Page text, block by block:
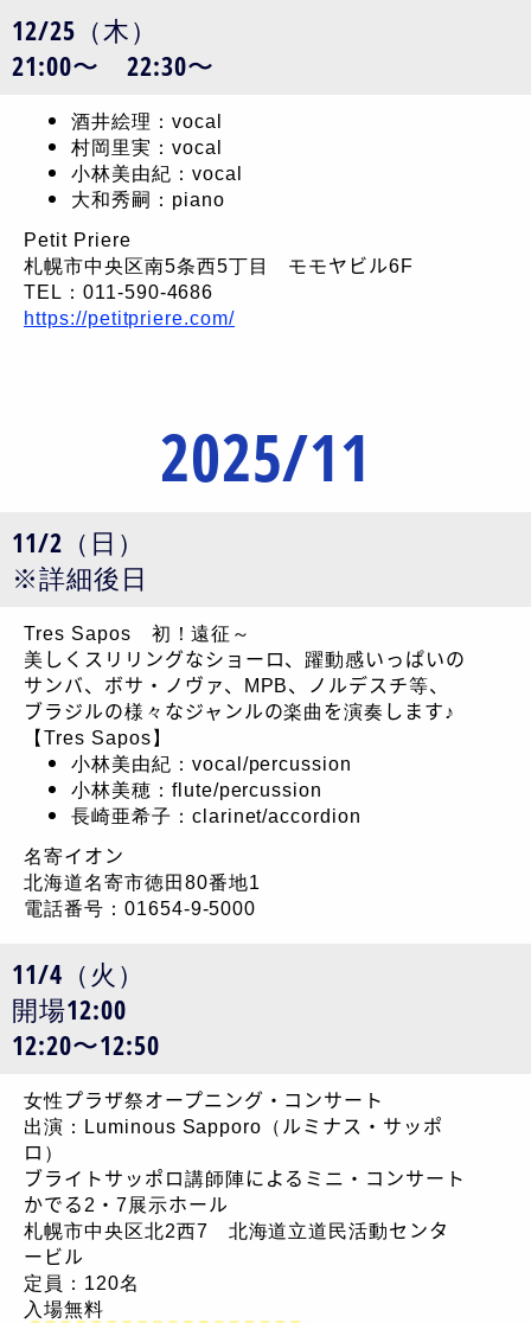
12/25（木）
21:00〜 22:30〜
酒井絵理：vocal
村岡里実：vocal
小林美由紀：vocal
大和秀嗣：piano
Petit Priere
札幌市中央区南5条西5丁目 モモヤビル6F
TEL：011-590-4686
https://petitpriere.com/
2025/11
11/2（日）
※詳細後日
Tres Sapos 初！遠征～
美しくスリリングなショーロ、躍動感いっぱいの
サンバ、ボサ・ノヴァ、MPB、ノルデスチ等、
ブラジルの様々なジャンルの楽曲を演奏します♪
【Tres Sapos】
小林美由紀：vocal/percussion
小林美穂：flute/percussion
長崎亜希子：clarinet/accordion
名寄イオン
北海道名寄市徳田80番地1
電話番号：01654-9-5000
11/4（火）
開場12:00
12:20〜12:50
女性プラザ祭オープニング・コンサート
出演：Luminous Sapporo（ルミナス・サッポ
ロ）
ブライトサッポロ講師陣によるミニ・コンサート
かでる2・7展示ホール
札幌市中央区北2西7 北海道立道民活動センタ
ービル
定員：120名
入場無料